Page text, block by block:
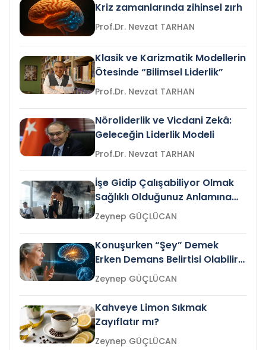
Kriz zamanlarında zihinsel zırh
Prof.Dr. Nevzat TARHAN
Klasik ve Karizmatik Modellerin
Ötesinde “Bilimsel Liderlik”
Prof.Dr. Nevzat TARHAN
Nöroliderlik ve Vicdani Zekâ:
Geleceğin Liderlik Modeli
Prof.Dr. Nevzat TARHAN
İşe Gidip Çalışabiliyor Olmak
Sağlıklı Olduğunuz Anlamına
Gelir mi?Zeynep GÜÇLÜCAN
Konuşurken “Şey” Demek
Erken Demans Belirtisi Olabilir
mi?
Zeynep GÜÇLÜCAN
Kahveye Limon Sıkmak
Zayıflatır mı?
Zeynep GÜÇLÜCAN